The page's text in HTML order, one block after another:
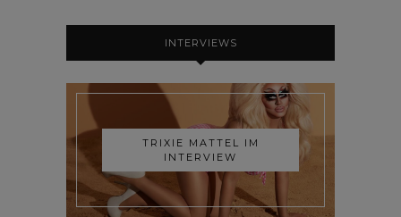
INTERVIEWS
TRIXIE MATTEL IM
INTERVIEW